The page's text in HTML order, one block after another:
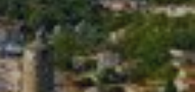
de
recherche